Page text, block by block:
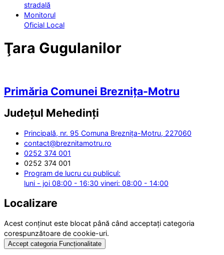
stradală
Monitorul
Oficial Local
Ţara Gugulanilor
Primăria Comunei Breznița-Motru
Județul Mehedinți
Principală, nr. 95 Comuna Breznița-Motru, 227060
contact@breznitamotru.ro
0252 374 001
0252 374 001
Program de lucru cu publicul:
luni - joi 08:00 - 16:30 vineri: 08:00 - 14:00
Localizare
Acest conținut este blocat până când acceptați categoria
corespunzătoare de cookie-uri.
Accept categoria Funcționalitate